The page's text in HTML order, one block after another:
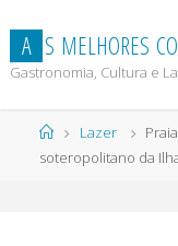
content
A S MELHORES CO
Gastronomia, Cultura e
HomeLazer
soteropolitano da